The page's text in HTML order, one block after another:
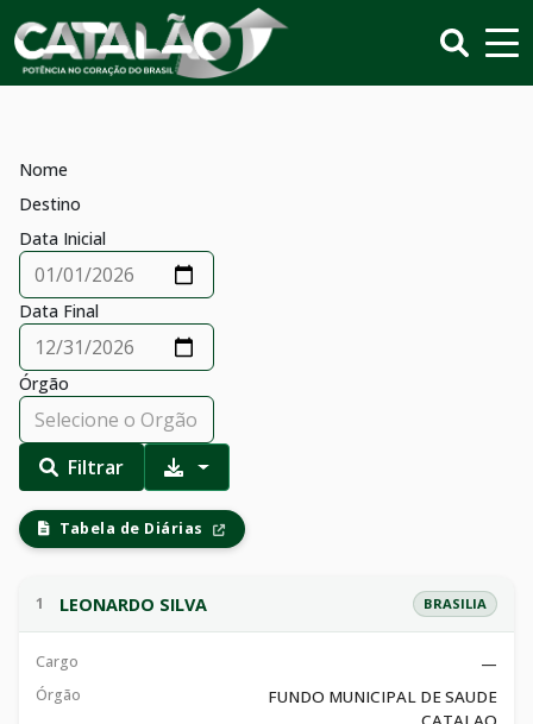
Nome
Destino
Data Inicial
Data Final
Órgão
Filtrar
Tabela de Diárias
1 LEONARDO SILVA BRASILIA
Cargo —
Órgão
FUNDO MUNICIPAL DE SAUDE